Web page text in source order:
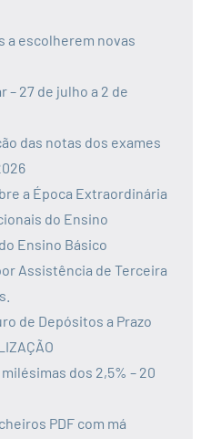
a escolherem novas
– 27 de julho a 2 de
das notas dos exames
a Época Extraordinária
do Ensino
Ensino Básico
Assistência de Terceira
de Depósitos a Prazo
dos 2,5% – 20
PDF com má